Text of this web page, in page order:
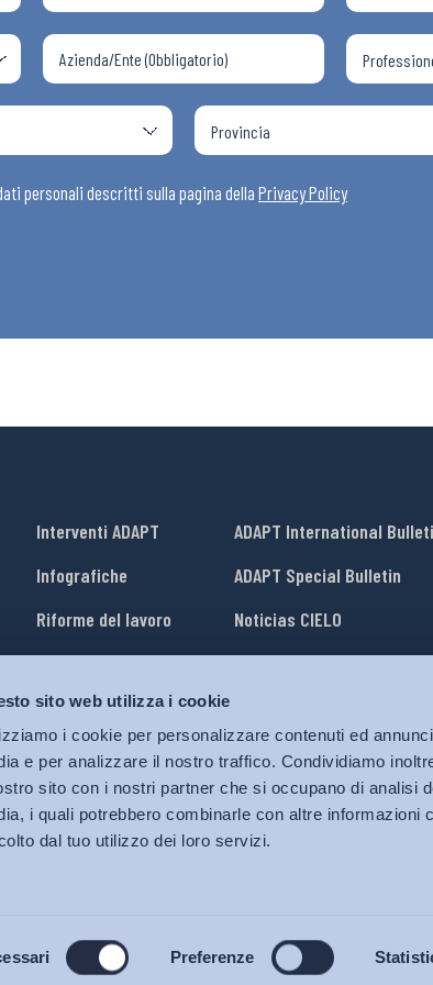
sito web utilizza i cookie
i cookie per personalizzare contenuti ed
e per analizzare il nostro traffico. Condividiamo
sito con i nostri partner che si occupano di analisi
i quali potrebbero combinarle con altre informazioni
dal tuo utilizzo dei loro servizi.
Preferenze
personali descritti sulla pagina della Privacy Policy
Interventi ADAPT
Infografiche
Riforme del lavoro
Mercato del lavoro
Relazioni industriali
Salute e sicurezza
Welfare
ADAPT International
ADAPT Special Bulletin
Noticias CIELO
© 2026 Bollettino Adapt.